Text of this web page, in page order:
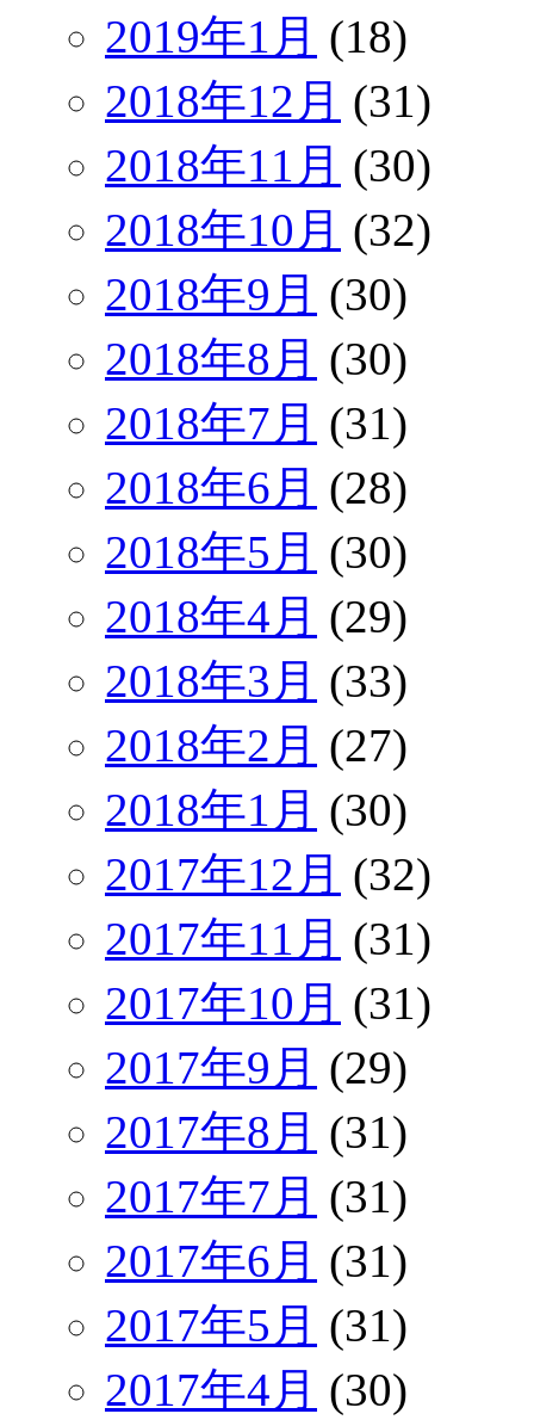
2019年1月 (18)
2018年12月 (31)
2018年11月 (30)
2018年10月 (32)
2018年9月 (30)
2018年8月 (30)
2018年7月 (31)
2018年6月 (28)
2018年5月 (30)
2018年4月 (29)
2018年3月 (33)
2018年2月 (27)
2018年1月 (30)
2017年12月 (32)
2017年11月 (31)
2017年10月 (31)
2017年9月 (29)
2017年8月 (31)
2017年7月 (31)
2017年6月 (31)
2017年5月 (31)
2017年4月 (30)